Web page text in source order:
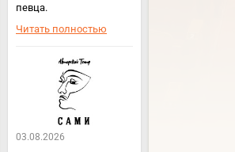
певца.
Читать полностью
03.08.2026